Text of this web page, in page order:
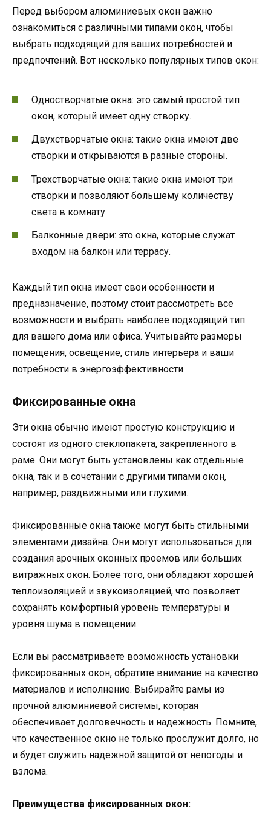
Перед выбором алюминиевых окон важно
ознакомиться с различными типами окон, чтобы
выбрать подходящий для ваших потребностей и
предпочтений. Вот несколько популярных типов окон:
Одностворчатые окна: это самый простой тип
окон, который имеет одну створку.
Двухстворчатые окна: такие окна имеют две
створки и открываются в разные стороны.
Трехстворчатые окна: такие окна имеют три
створки и позволяют большему количеству
света в комнату.
Балконные двери: это окна, которые служат
входом на балкон или террасу.
Каждый тип окна имеет свои особенности и
предназначение, поэтому стоит рассмотреть все
возможности и выбрать наиболее подходящий тип
для вашего дома или офиса. Учитывайте размеры
помещения, освещение, стиль интерьера и ваши
потребности в энергоэффективности.
Фиксированные окна
Эти окна обычно имеют простую конструкцию и
состоят из одного стеклопакета, закрепленного в
раме. Они могут быть установлены как отдельные
окна, так и в сочетании с другими типами окон,
например, раздвижными или глухими.
Фиксированные окна также могут быть стильными
элементами дизайна. Они могут использоваться для
создания арочных оконных проемов или больших
витражных окон. Более того, они обладают хорошей
теплоизоляцией и звукоизоляцией, что позволяет
сохранять комфортный уровень температуры и
уровня шума в помещении.
Если вы рассматриваете возможность установки
фиксированных окон, обратите внимание на качество
материалов и исполнение. Выбирайте рамы из
прочной алюминиевой системы, которая
обеспечивает долговечность и надежность. Помните,
что качественное окно не только прослужит долго, но
и будет служить надежной защитой от непогоды и
взлома.
Преимущества фиксированных окон: